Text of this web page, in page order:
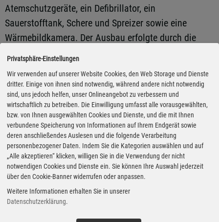
Atemschutzgeräte, ein Defibrillator, ein
Sauerstofftank, Schere und Spreizer sowie eine
Wärmebildkamera. Der Ausbau erfolgte durch die
Firma Freytag.
Ebenfalls auf der Interschutz zu sehen ist ein von
Schäfer zum Einsatzleitwagen (ELW) umgebauter
Crafter Kasten HD der Johanniter Frankfurt. Das
Fahrzeug verfügt über zwei PC-Arbeitsplätze mit
drehbaren Sitzen und jeweils zwei 22-Zoll-Monitoren.
Zur Ausstattung gehören außerdem eine Markise, ein
Lichtmast und sechs Umfeldleuchten.
Von der Berufsfeuerwehr Wolfsburg stammt ein
Privatsphäre-Einstellungen
Wir verwenden auf unserer Website Cookies, den Web Storage und Dienste
dritter. Einige von ihnen sind notwendig, während andere nicht notwendig
sind, uns jedoch helfen, unser Onlineangebot zu verbessern und
wirtschaftlich zu betreiben. Die Einwilligung umfasst alle vorausgewählten,
bzw. von Ihnen ausgewählten Cookies und Dienste, und die mit Ihnen
verbundene Speicherung von Informationen auf Ihrem Endgerät sowie
deren anschließendes Auslesen und die folgende Verarbeitung
personenbezogener Daten. Indem Sie die Kategorien auswählen und auf
„Alle akzeptieren“ klicken, willigen Sie in die Verwendung der nicht
notwendigen Cookies und Dienste ein. Sie können Ihre Auswahl jederzeit
über den Cookie-Banner widerrufen oder anpassen.
Weitere Informationen erhalten Sie in unserer
Datenschutzerklärung.